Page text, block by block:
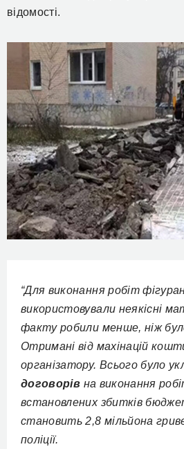
відомості.
“Для виконання робіт
використовували неякісні
факту робили менше, ніж
Отримані від махінацій
організатору. Всього було
договорів на виконання
встановлених збитків
становить 2,8 мільйона
поліції.